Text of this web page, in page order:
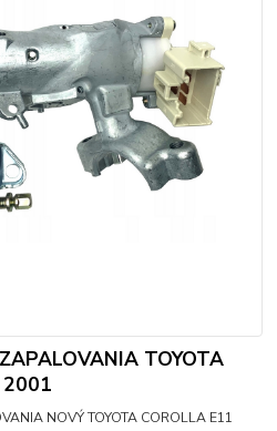
TOYOTA
2001
NOVÝ TOYOTA COROLLA E11